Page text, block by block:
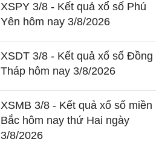
XSPY 3/8 - Kết quả xổ số Phú
Yên hôm nay 3/8/2026
XSDT 3/8 - Kết quả xổ số Đồng
Tháp hôm nay 3/8/2026
XSMB 3/8 - Kết quả xổ số miền
Bắc hôm nay thứ Hai ngày
3/8/2026